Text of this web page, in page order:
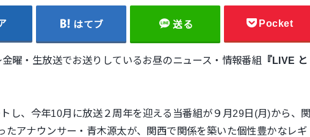
はてブ 送る Pocket
曜・生放送でお送りしているお昼のニュース・情報番組
『LIVE と
し、今年10月に放送２周年を迎える当番組が ９月29日(月)から、関
たアナウンサー・青木源太が、関西で関係を築いた個性豊かなレギ